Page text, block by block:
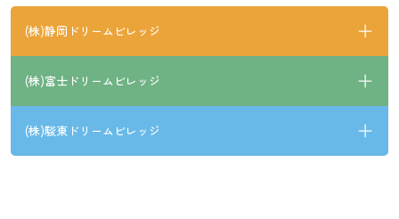
(株)静岡ドリームビレッジ
(株)富士ドリームビレッジ
(株)駿東ドリームビレッジ